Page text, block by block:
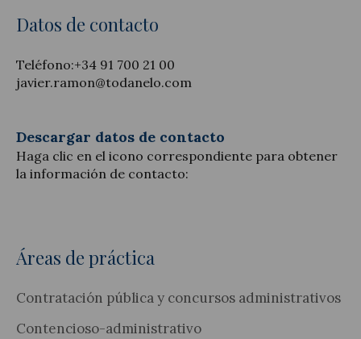
Notícias y artículos
Datos de contacto
Teléfono:+34 91 700 21 00
javier.ramon@todanelo.com
Descargar datos de contacto
Haga clic en el icono correspondiente para obtener
la información de contacto:
Áreas de práctica
Contratación pública y concursos administrativos
Contencioso-administrativo